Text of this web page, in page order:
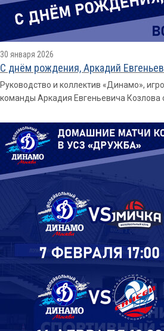
30 января 2026
С днём рождения, Аркадий
Руководство и коллектив «Динамо»,
команды Аркадия Евгеньевича Козлова